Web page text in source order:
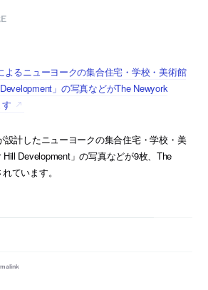
よるニューヨークの集合住宅・学校・美術館
」の写真などがThe Newyork
設計したニューヨークの集合住宅・学校・美
Development」の写真などが9枚、The
ています。